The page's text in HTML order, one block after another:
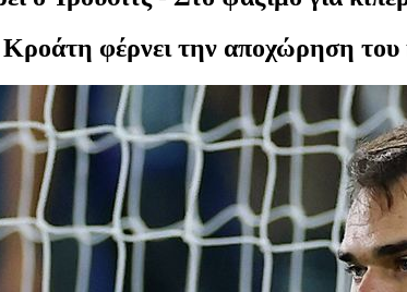
φέρνει την αποχώρηση του